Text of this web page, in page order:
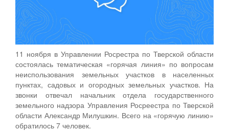
11 ноября в Управлении Росрестра по Тверской области
состоялась тематическая «горячая линия» по вопросам
неиспользования земельных участков в населенных
пунктах, садовых и огородных земельных участков. На
звонки отвечал начальник отдела государственного
земельного надзора Управления Росреестра по Тверской
области Александр Милушкин. Всего на «горячую линию»
обратилось 7 человек.